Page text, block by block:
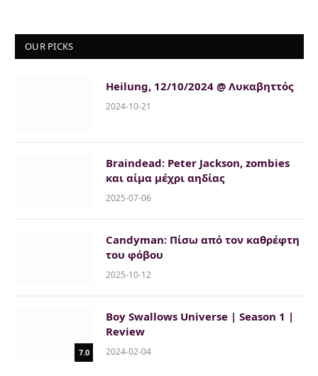
OUR PICKS
Heilung, 12/10/2024 @ Λυκαβηττός
2024-10-21
Braindead: Peter Jackson, zombies
και αίμα μέχρι αηδίας
2025-07-06
Candyman: Πίσω από τον καθρέφτη
του φόβου
2025-10-12
7.0
Boy Swallows Universe | Season 1 |
Review
2024-02-04